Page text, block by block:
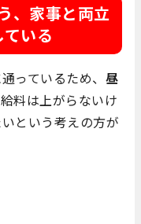
、家事と両立
いる
っているため、 昼
料は上がらないけ
という考えの方が